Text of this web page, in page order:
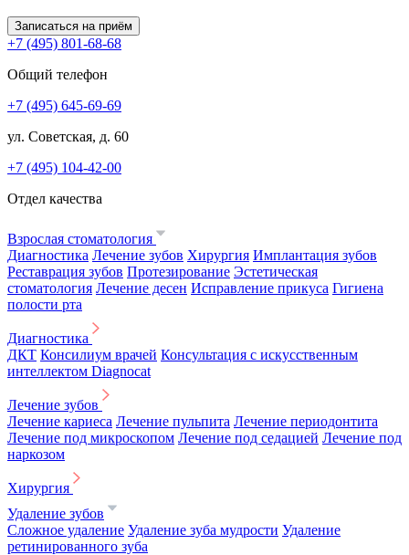
Записаться на приём
+7 (495) 801-68-68
Общий телефон
+7 (495) 645-69-69
ул. Советская, д. 60
+7 (495) 104-42-00
Отдел качества
Взрослая стоматология
Диагностика Лечение зубов Хирургия Имплантация зубов
Реставрация зубов Протезирование Эстетическая
стоматология Лечение десен Исправление прикуса Гигиена
полости рта
Диагностика
ДКТ Консилиум врачей Консультация с искусственным
интеллектом Diagnocat
Лечение зубов
Лечение кариеса Лечение пульпита Лечение периодонтита
Лечение под микроскопом Лечение под седацией Лечение под
наркозом
Хирургия
Удаление зубов
Сложное удаление Удаление зуба мудрости Удаление
ретинированного зуба